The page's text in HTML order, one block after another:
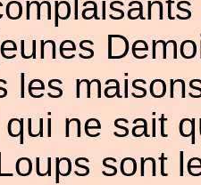
les
ne sait
sont